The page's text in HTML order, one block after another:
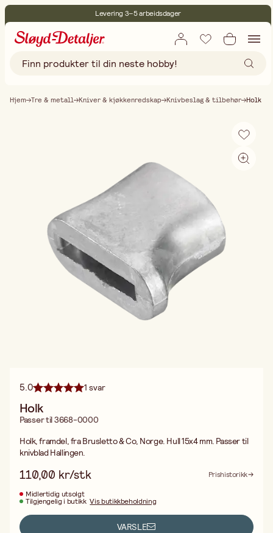
Levering 3–5 arbeidsdager
Fri frakt ved kjøp over 499:-
Hjem Tre & metall Kniver & kjøkkenredskap Knivbeslag & tilbehør Holk
5.0 1 svar
Holk
Passer til 3668-0000
Holk, framdel, fra Brusletto & Co, Norge. Hull 15x4 mm. Passer til
knivblad Hallingen.
110,00 kr/stk
Prishistorikk
Midlertidig utsolgt
Tilgjengelig i butikk Vis butikkbeholdning
VARSLE